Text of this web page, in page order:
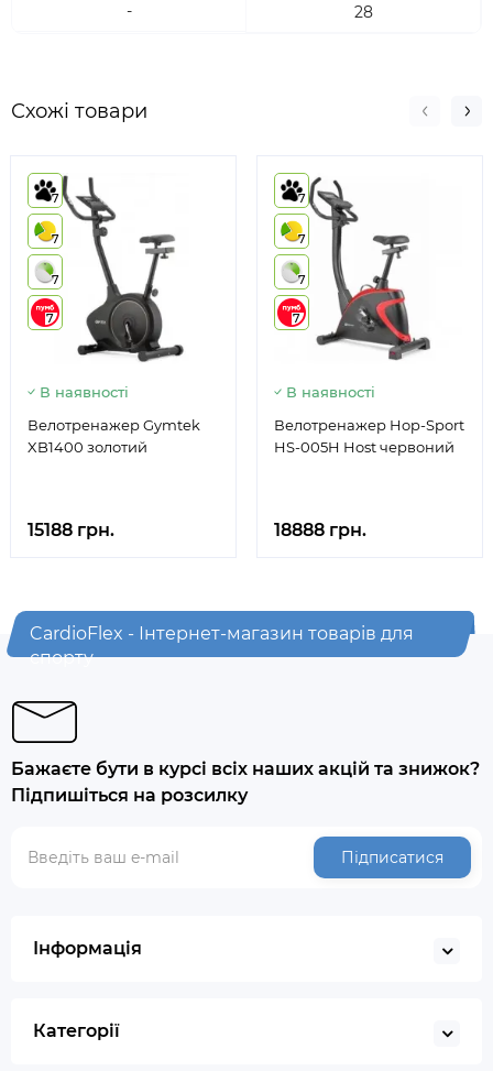
-
28
Схожі товари
7
7
7
7
В наявності
Велотренажер Gymtek
XB1400 золотий
15188 грн.
7
7
7
7
В наявності
Велотренажер Hop-Sport
HS-005H Host червоний
18888 грн.
CardioFlex - Інтернет-магазин товарів для
спорту
Бажаєте бути в курсі всіх наших акцій та знижок?
Підпишіться на розсилку
Підписатися
Інформація
Категорії